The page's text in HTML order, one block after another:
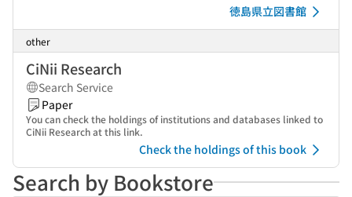
徳島県立図書館
other
CiNii Research
Search Service
Paper
You can check the holdings of institutions and databases linked to
CiNii Research at this link.
Check the holdings of this book
Search by Bookstore